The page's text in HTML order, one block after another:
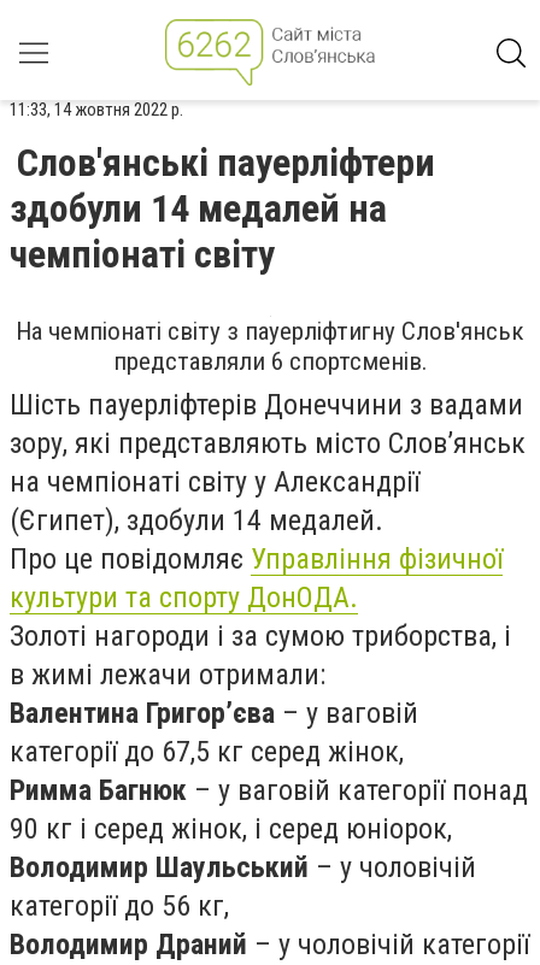
11:33, 14 жовтня 2022 р.
Слов'янські пауерліфтери
здобули 14 медалей на
чемпіонаті світу
На чемпіонаті світу з пауерліфтигну Слов'янськ
представляли 6 спортсменів.
Шість пауерліфтерів Донеччини з вадами
зору, які представляють місто Слов’янськ
на чемпіонаті світу у Александрії
(Єгипет), здобули 14 медалей.
Про це повідомляє Управління фізичної
культури та спорту ДонОДА.
Золоті нагороди і за сумою триборства, і
в жимі лежачи отримали:
Валентина Григор’єва – у ваговій
категорії до 67,5 кг серед жінок,
Римма Багнюк – у ваговій категорії понад
90 кг і серед жінок, і серед юніорок,
Володимир Шаульський – у чоловічій
категорії до 56 кг,
Володимир Драний – у чоловічій категорії